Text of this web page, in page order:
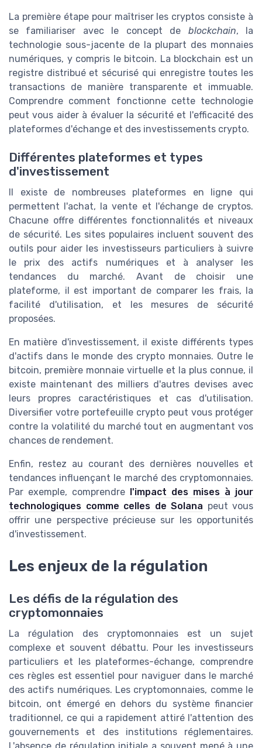
La première étape pour maîtriser les cryptos consiste à
se familiariser avec le concept de blockchain, la
technologie sous-jacente de la plupart des monnaies
numériques, y compris le bitcoin. La blockchain est un
registre distribué et sécurisé qui enregistre toutes les
transactions de manière transparente et immuable.
Comprendre comment fonctionne cette technologie
peut vous aider à évaluer la sécurité et l'efficacité des
plateformes d'échange et des investissements crypto.
Différentes plateformes et types
d'investissement
Il existe de nombreuses plateformes en ligne qui
permettent l'achat, la vente et l'échange de cryptos.
Chacune offre différentes fonctionnalités et niveaux
de sécurité. Les sites populaires incluent souvent des
outils pour aider les investisseurs particuliers à suivre
le prix des actifs numériques et à analyser les
tendances du marché. Avant de choisir une
plateforme, il est important de comparer les frais, la
facilité d'utilisation, et les mesures de sécurité
proposées.
En matière d'investissement, il existe différents types
d'actifs dans le monde des crypto monnaies. Outre le
bitcoin, première monnaie virtuelle et la plus connue, il
existe maintenant des milliers d'autres devises avec
leurs propres caractéristiques et cas d'utilisation.
Diversifier votre portefeuille crypto peut vous protéger
contre la volatilité du marché tout en augmentant vos
chances de rendement.
Enfin, restez au courant des dernières nouvelles et
tendances influençant le marché des cryptomonnaies.
Par exemple, comprendre
l'impact des mises à jour
technologiques comme celles de Solana peut vous
offrir une perspective précieuse sur les opportunités
d'investissement.
Les enjeux de la régulation
Les défis de la régulation des
cryptomonnaies
La régulation des cryptomonnaies est un sujet
complexe et souvent débattu. Pour les investisseurs
particuliers et les plateformes-échange, comprendre
ces règles est essentiel pour naviguer dans le marché
des actifs numériques. Les cryptomonnaies, comme le
bitcoin, ont émergé en dehors du système financier
traditionnel, ce qui a rapidement attiré l'attention des
gouvernements et des institutions réglementaires.